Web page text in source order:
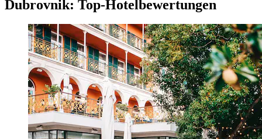
Dubrovnik: Top-Hotelbewertungen